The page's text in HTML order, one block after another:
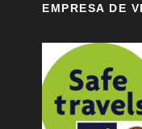
EMPRESA DE